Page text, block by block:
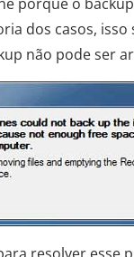
dos casos,
não pode ser